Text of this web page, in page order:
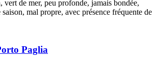
vert de mer, peu profonde, jamais bondée,
saison, mal propre, avec présence fréquente de
Paglia